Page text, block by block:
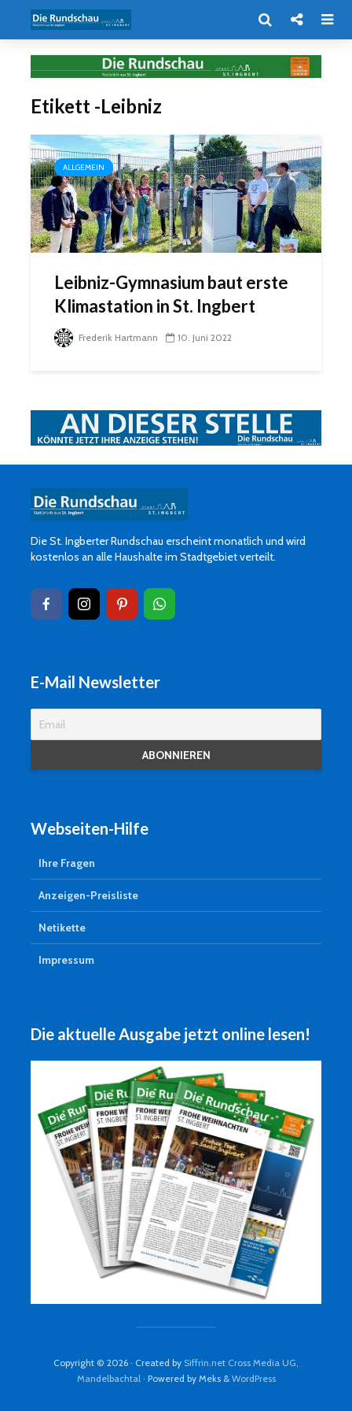
Etikett -Leibniz
ALLGEMEIN
Leibniz-Gymnasium baut erste
Klimastation in St. Ingbert
Frederik Hartmann 10. Juni 2022
Die St. Ingberter Rundschau erscheint monatlich und wird
kostenlos an alle Haushalte im Stadtgebiet verteilt.
E-Mail Newsletter
Webseiten-Hilfe
Ihre Fragen
Anzeigen-Preisliste
Netikette
Impressum
Die aktuelle Ausgabe jetzt online lesen!
Copyright © 2026 · Created by Siffrin.net Cross Media UG,
Mandelbachtal· Powered by Meks & WordPress